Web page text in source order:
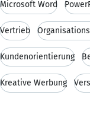
Microsoft Word
Vertrieb
Kundenorientierung
Kreative Werbung